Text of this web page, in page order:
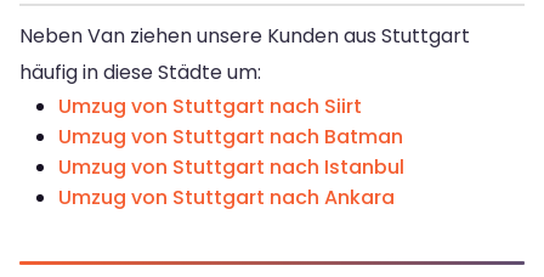
Neben Van ziehen unsere Kunden aus Stuttgart
häufig in diese Städte um:
Umzug von Stuttgart nach Siirt
Umzug von Stuttgart nach Batman
Umzug von Stuttgart nach Istanbul
Umzug von Stuttgart nach Ankara